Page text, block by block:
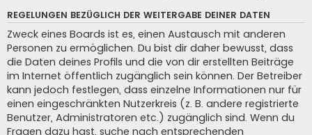
REGELUNGEN BEZÜGLICH DER WEITERGABE DEINER DATEN
Zweck eines Boards ist es, einen Austausch mit anderen
Personen zu ermöglichen. Du bist dir daher bewusst, dass
die Daten deines Profils und die von dir erstellten Beiträge
im Internet öffentlich zugänglich sein können. Der Betreiber
kann jedoch festlegen, dass einzelne Informationen nur für
einen eingeschränkten Nutzerkreis (z. B. andere registrierte
Benutzer, Administratoren etc.) zugänglich sind. Wenn du
Fragen dazu hast, suche nach entsprechenden